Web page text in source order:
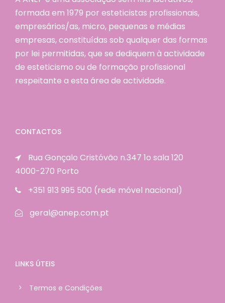
formada em 1979 por esteticistas profissionais,
empresários/as, micro, pequenas e médias
empresas, constituídas sob qualquer das formas
por lei permitidas, que se dediquem à actividade
de esteticismo ou de formação profissional
respeitante a esta área de actividade.
CONTACTOS
Rua Gonçalo Cristóvão n.347 1o sala 120
4000-270 Porto
+351 913 995 500 (rede móvel nacional)
geral@anep.com.pt
LINKS ÚTEIS
Termos e Condições